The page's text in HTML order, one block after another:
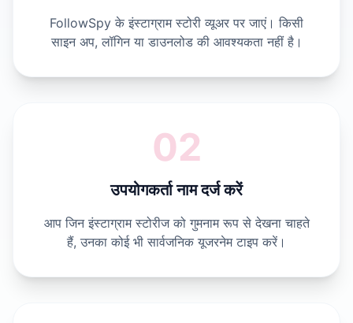
FollowSpy के इंस्टाग्राम स्टोरी व्यूअर पर जाएं। किसी
साइन अप, लॉगिन या डाउनलोड की आवश्यकता नहीं है।
02
उपयोगकर्ता नाम दर्ज करें
आप जिन इंस्टाग्राम स्टोरीज को गुमनाम रूप से देखना चाहते
हैं, उनका कोई भी सार्वजनिक यूजरनेम टाइप करें।